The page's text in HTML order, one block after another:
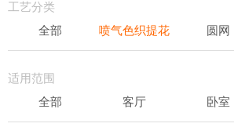
工艺分类
全部
喷气色织提花 圆网
适用范围
全部
客厅 卧室